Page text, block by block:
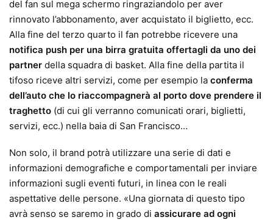
del fan sul mega schermo ringraziandolo per aver
rinnovato l’abbonamento, aver acquistato il biglietto, ecc.
Alla fine del terzo quarto il fan potrebbe ricevere una
notifica push per una birra gratuita offertagli da uno dei
partner della squadra di basket. Alla fine della partita il
tifoso riceve altri servizi, come per esempio la conferma
dell’auto che lo riaccompagnerà al porto dove prendere il
traghetto (di cui gli verranno comunicati orari, biglietti,
servizi, ecc.) nella baia di San Francisco…
Non solo, il brand potrà utilizzare una serie di dati e
informazioni demografiche e comportamentali per inviare
informazioni sugli eventi futuri, in linea con le reali
aspettative delle persone. «Una giornata di questo tipo
avrà senso se saremo in grado di assicurare ad ogni